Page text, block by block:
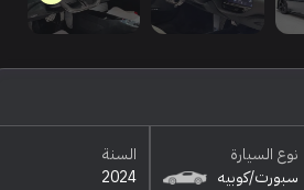
نوع السيارة
سبورت/كوبيه
السنة
2024